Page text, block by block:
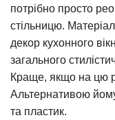
потрібно просто
стільницю.
декор кухонного
загального
Краще, якщо на цю
Альтернативою
та пластик.